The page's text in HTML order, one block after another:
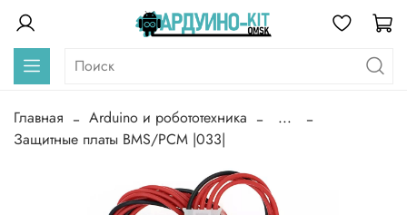
Главная Arduino и робототехника
...
Защитные платы BMS/PCM |033|